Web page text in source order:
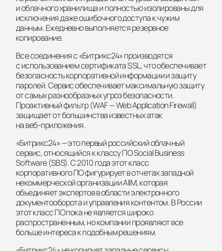
и облачного хранилища и полностью изолированы для
исключения даже ошибочного доступа к чужим
данным. Ежедневно выполняется резервное
копирование.
Все соединения с «Битрикс24» производятся
с использованием сертификата SSL, что обеспечивает
безопасность корпоративной информации и защиту
паролей. Сервис обеспечивает максимальную защиту
от самых разнообразных угроз безопасности.
Проактивный фильтр (WAF — Web Application Firewall)
защищает от большинства известных атак
навеб-приложения.
«Битрикс24» — это первый российский облачный
сервис, относящийся к классу ПО Social Business
Software (SBS). С 2010 года этот класс
корпоративного ПО фигурирует в отчетах западной
некоммерческой организации AIIM, которая
объединяет экспертов в области электронного
документооборота и управления контентом. В России
этот класс ПО пока не является широко
распространенным, но компании проявляют все
больше интереса к подобным решениям.